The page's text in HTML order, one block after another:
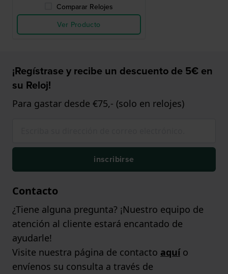
Comparar Relojes
Ver Producto
¡Regístrase y recibe un descuento de 5€ en
su Reloj!
Para gastar desde €75,- (solo en relojes)
inscribirse
Contacto
¿Tiene alguna pregunta? ¡Nuestro equipo de
atención al cliente estará encantado de
ayudarle!
Visite nuestra página de contacto aquío
envíenos su consulta a través de